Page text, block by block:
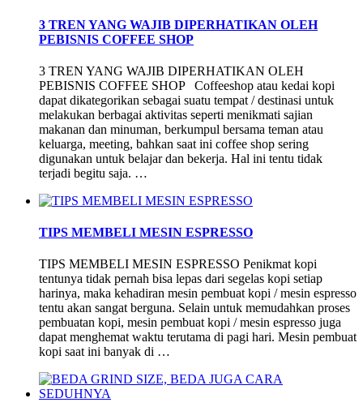
3 TREN YANG WAJIB DIPERHATIKAN OLEH
PEBISNIS COFFEE SHOP
3 TREN YANG WAJIB DIPERHATIKAN OLEH
PEBISNIS COFFEE SHOP Coffeeshop atau kedai kopi
dapat dikategorikan sebagai suatu tempat / destinasi untuk
melakukan berbagai aktivitas seperti menikmati sajian
makanan dan minuman, berkumpul bersama teman atau
keluarga, meeting, bahkan saat ini coffee shop sering
digunakan untuk belajar dan bekerja. Hal ini tentu tidak
terjadi begitu saja. …
TIPS MEMBELI MESIN ESPRESSO
TIPS MEMBELI MESIN ESPRESSO Penikmat kopi
tentunya tidak pernah bisa lepas dari segelas kopi setiap
harinya, maka kehadiran mesin pembuat kopi / mesin espresso
tentu akan sangat berguna. Selain untuk memudahkan proses
pembuatan kopi, mesin pembuat kopi / mesin espresso juga
dapat menghemat waktu terutama di pagi hari. Mesin pembuat
kopi saat ini banyak di …